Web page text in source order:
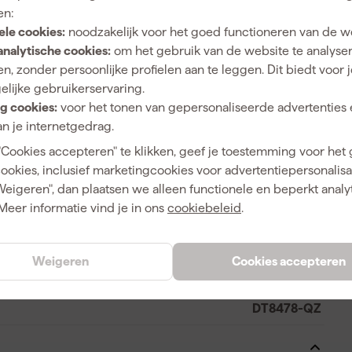
cookies: noodzakelijk voor het goed functioneren van de
cookies: om het gebruik van de website te
zonder persoonlijke profielen aan te leggen. Dit biedt voor
gebruikerservaring.
cookies: voor het tonen van gepersonaliseerde advertenties
je internetgedrag.
accepteren" te klikken, geef je toestemming voor het
inclusief marketingcookies voor
dan plaatsen we alleen functionele en beperkt
informatie vind je in ons cookiebeleid.
Cookies accepteren
Weigeren
1,4mm ondersteunen een rustige loop tijdens het
Met drie lintzaagbladen in één verpakking beschik je
of in de werkplaats. Deze DeWALT
voor installatiewerk constructiewerk
belangrijk zijn.
423304
DT8478-QZ